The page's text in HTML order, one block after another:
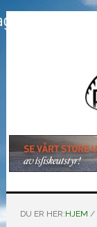
Hopp
til
Hopp
til
Hopp
til
DU ER HER:HJEM /